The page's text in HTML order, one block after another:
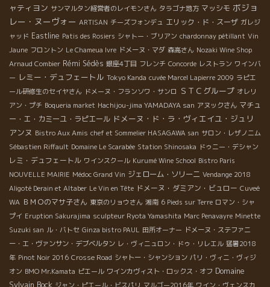
ャティヨン サンマルタン経営者のレイモンさん タラゴナ地方 マッシモ ボジョ
レー・ヌーヴォー ARTISAN チーズフォンデュ エリック・ド・スーザ ガレジ
ャッド Eastline Patis des Rosiers シャトー・ブリアン chardonnay pétillant Vin
Jaune フロントン Le Chameua Ivre ドメーヌ・マダ 森高さん Nozaki Wine Shop
Arnaud Combier Rémi Sédès 銀座4丁目 フレンチ Concorde レストラン ワインバ
ー レミー・デュフェートル Tokyo Kanda cuvée Marcel Lapierre 2009 ラピエ
ール研修生のセイヤさん ドメーヌ・フランソワ・サンロ ＳＴＣグループ オレリ
アン・プチ Boqueria market Hachijou-jima YAMADAYA san アヌックさん マチュ
ー・エ・カミーユ・ラピエール ドメーヌ・ド・ラ・ヴィエイユ・ジュリ
アンヌ Bistro Aux Amis chef et Sommelier HASAGAWA san サロン・レザノニム
Sébastien Riffault Domaine Le Scarabée Station Shinosaka ドゥニー・デシャン
レミ・デュフェートル ワインスクール Kurumé Wine School Bistro Paris
NOUVELLE MAIRIE Médoc Grand Vin ジェローム・ソリーニ Vendange 2018
Aligoté Derain et Altaber Le Vin en Tête ドメーヌ・ダミアン・ビュロー Cuveé
WA ＢＭＯのマサ子さん 東京のリョウさん 湘南 6 Pieds sur Terre ロマン・シャ
プイ Eruption Sakurajima sculpteur Ryota Yamashita Marc Penavayre Minette
Suzuki san ル・バトセ Ginza bistro PAUL 田所オーナー ドメーヌ・ステファニ
ー・エ・ヴァンサン・デブベルタン レ・ヴィニュロン・ドゥ・リレエル 猛暑2018
年 Pinot Noir 2016 Crosse Road シャトー・シャンション パリ・ヴィニ・ヴィジ
オン BMO Mr.Kamata ピエール ワインカヴィスト・ロックス・オフ Domaine
Sylvain Bock ジャン・ピエール・ビスパリ マルゴー2016年 ワイン・ヴェンスカ